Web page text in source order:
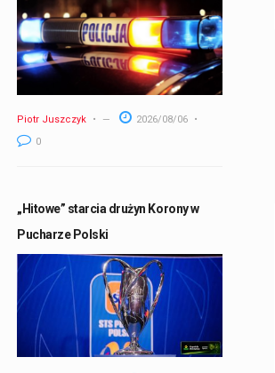
Piotr Juszczyk
2026/08/06
0
„Hitowe” starcia drużyn Korony w
Pucharze Polski